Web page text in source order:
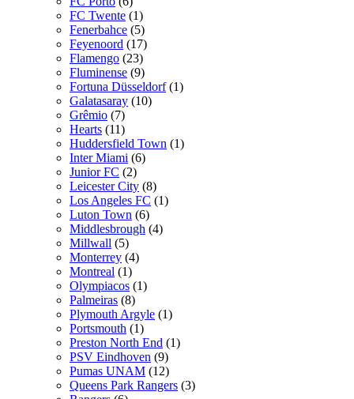
FC Twente (1)
Fenerbahce (5)
Feyenoord (17)
Flamengo (23)
Fluminense (9)
Fortuna Düsseldorf (1)
Galatasaray (10)
Grêmio (7)
Hearts (11)
Huddersfield Town (1)
Inter Miami (6)
Junior FC (2)
Leicester City (8)
Los Angeles FC (1)
Luton Town (6)
Middlesbrough (4)
Millwall (5)
Monterrey (4)
Montreal (1)
Olympiacos (1)
Palmeiras (8)
Plymouth Argyle (1)
Portsmouth (1)
Preston North End (1)
PSV Eindhoven (9)
Pumas UNAM (12)
Queens Park Rangers (3)